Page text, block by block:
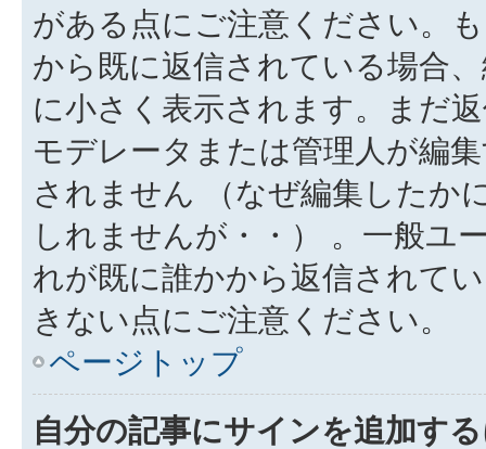
がある点にご注意ください。
から既に返信されている場合
に小さく表示されます。まだ
モデレータまたは管理人が編
されません （なぜ編集したか
しれませんが・・） 。一般ユ
れが既に誰かから返信されて
きない点にご注意ください。
ページトップ
自分の記事にサインを追加す